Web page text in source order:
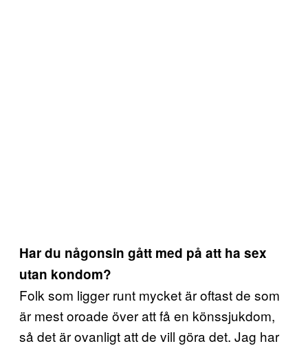
Har du någonsin gått med på att ha sex
utan kondom?
Folk som ligger runt mycket är oftast de som
är mest oroade över att få en könssjukdom,
så det är ovanligt att de vill göra det. Jag har